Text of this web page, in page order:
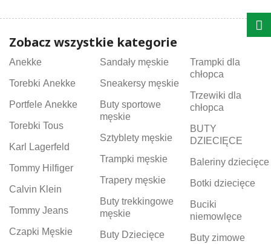
Zobacz wszystkie kategorie
Anekke
Torebki Anekke
Portfele Anekke
Torebki Tous
Karl Lagerfeld
Tommy Hilfiger
Calvin Klein
Tommy Jeans
Czapki Męskie
Sandały męskie
Sneakersy męskie
Buty sportowe
męskie
Sztyblety męskie
Trampki męskie
Trapery męskie
Buty trekkingowe
męskie
Buty Dziecięce
Trampki dla
chłopca
Trzewiki dla
chłopca
BUTY
DZIECIĘCE
Baleriny dziecięce
Botki dziecięce
Buciki
niemowlęce
Buty zimowe